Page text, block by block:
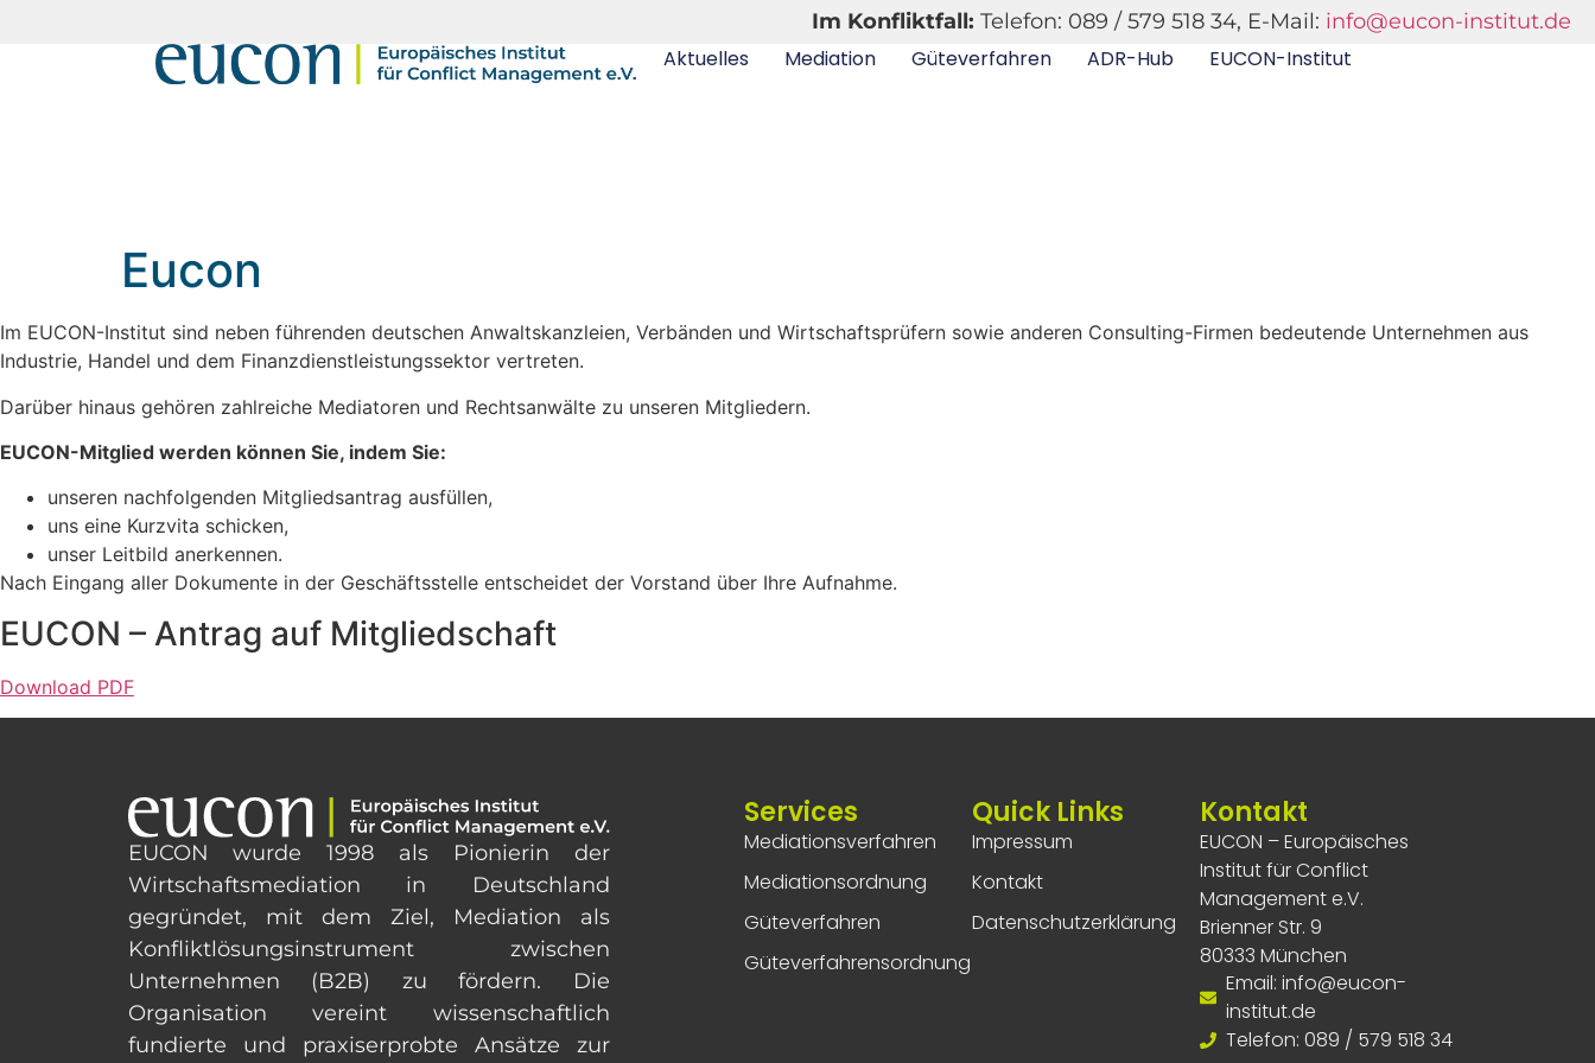
Im Konfliktfall: Telefon: 089 / 579 518 34, E-Mail: info@eucon-institut.de
Aktuelles Mediation Güteverfahren ADR-Hub EUCON-Institut
Eucon
Im EUCON-Institut sind neben führenden deutschen Anwaltskanzleien, Verbänden und Wirtschaftsprüfern sowie anderen Consulting-Firmen bedeutende Unternehmen aus
Industrie, Handel und dem Finanzdienstleistungssektor vertreten.
Darüber hinaus gehören zahlreiche Mediatoren und Rechtsanwälte zu unseren Mitgliedern.
EUCON-Mitglied werden können Sie, indem Sie:
unseren nachfolgenden Mitgliedsantrag ausfüllen,
uns eine Kurzvita schicken,
unser Leitbild anerkennen.
Nach Eingang aller Dokumente in der Geschäftsstelle entscheidet der Vorstand über Ihre Aufnahme.
EUCON – Antrag auf Mitgliedschaft
Download PDF
EUCON wurde 1998 als Pionierin der
Wirtschaftsmediation in Deutschland
gegründet, mit dem Ziel, Mediation als
Konfliktlösungsinstrument zwischen
Unternehmen (B2B) zu fördern. Die
Organisation vereint wissenschaftlich
fundierte und praxiserprobte Ansätze zur
Services
Mediationsverfahren
Mediationsordnung
Güteverfahren
Güteverfahrensordnung
Quick Links
Impressum
Kontakt
Datenschutzerklärung
Kontakt
EUCON – Europäisches
Institut für Conflict
Management e.V.
Brienner Str. 9
80333 München
Email: info@eucon-
institut.de
Telefon: 089 / 579 518 34